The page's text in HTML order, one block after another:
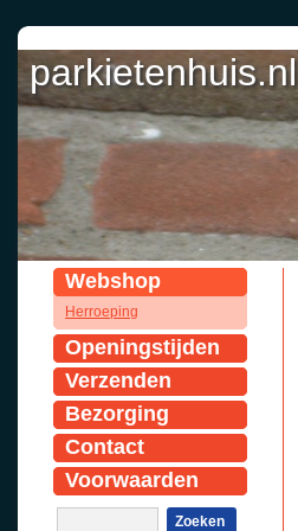
parkietenhuis.nl
parkietenhuis.nl
Webshop
Herroeping
Openingstijden
Verzenden
Bezorging
Contact
Voorwaarden
Zoeken